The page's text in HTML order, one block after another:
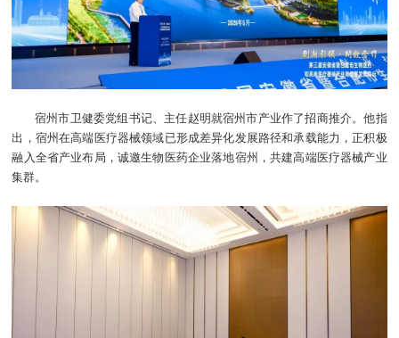
宿州市卫健委党组书记、主任赵明就宿州市产业作了招商推介。他指
出，宿州在高端医疗器械领域已形成差异化发展路径和承载能力，正积极
融入全省产业布局，诚邀生物医药企业落地宿州，共建高端医疗器械产业
集群。